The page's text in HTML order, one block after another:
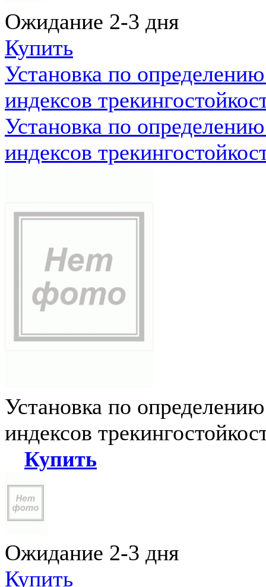
Ожидание 2-3 дня
Купить
Установка по
индексов
Установка по
индексов
Установка по
индексов
Купить
Ожидание 2-3 дня
Купить